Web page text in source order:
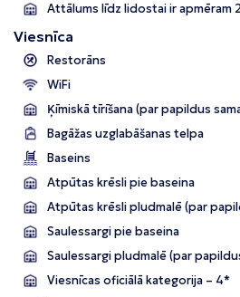
Bulgārija
Šrilanka
Tunisija
Albānija
Attālums līdz lidostai ir apmēram
Viesnīca
Restorāns
WiFi
Ķīmiskā tīrīšana (par papildus
Bagāžas uzglabāšanas telpa
Baseins
Atpūtas krēsli pie baseina
Atpūtas krēsli pludmalē (par
Saulessargi pie baseina
Saulessargi pludmalē (par
Viesnīcas oficiālā kategorija – 4*